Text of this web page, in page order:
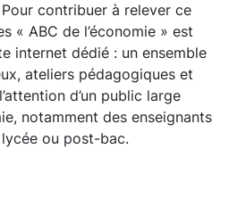
contribuer à relever ce
« ABC de l’économie » est
internet dédié : un ensemble
ateliers pédagogiques et
d’un public large
notamment des enseignants
ou post-bac.